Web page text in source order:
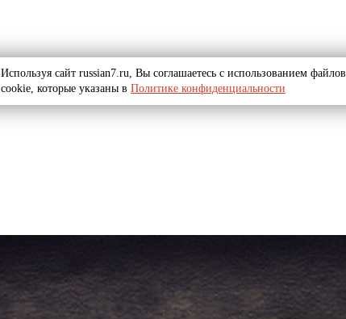
Используя сайт russian7.ru, Вы соглашаетесь с использованием файлов
cookie, которые указаны в Политике конфиденциальности